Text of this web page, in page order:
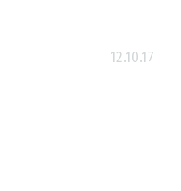
12.10.17